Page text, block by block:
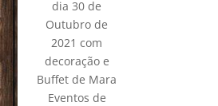
dia 30 de
Outubro de
2021 com
decoração e
Buffet de Mara
Eventos de